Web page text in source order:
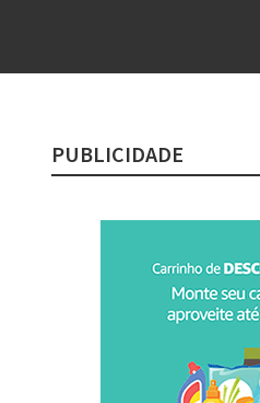
PUBLICIDADE